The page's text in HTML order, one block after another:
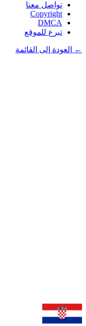
تواصل معنا
Copyright
DMCA
تبرع للموقع
← العودة إلى القائمة